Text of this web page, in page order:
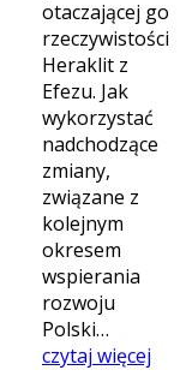
otaczającej go
rzeczywistości
Heraklit z
Efezu. Jak
wykorzystać
nadchodzące
zmiany,
związane z
kolejnym
okresem
wspierania
rozwoju
Polski…
czytaj więcej